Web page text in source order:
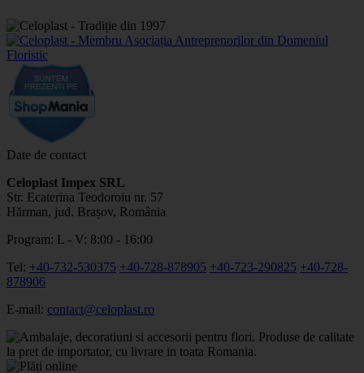
Date de contact
Celoplast Impex SRL
Str. Ecaterina Teodoroiu nr. 57
Hărman, jud. Brașov, România
Program: L - V: 8:00 - 16:00
Tel: +40-732-530375 +40-728-878905 +40-723-290825 +40-728-
878906
E-mail: contact@celoplast.ro